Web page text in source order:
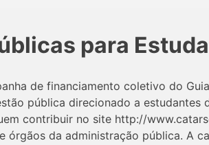
para
de financiamento coletivo do
pública direcionado a
contribuir no site http://
órgãos da administração pública. A